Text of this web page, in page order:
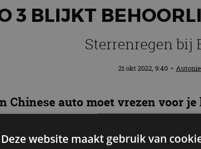
3 BLIJKT
Sterrenregen bij
21 okt 2022, 9:40 •
Chinese auto moet vrezen voor
eens bij de laatste ronde
gewoon de maximale score
Deze website maakt gebruik van